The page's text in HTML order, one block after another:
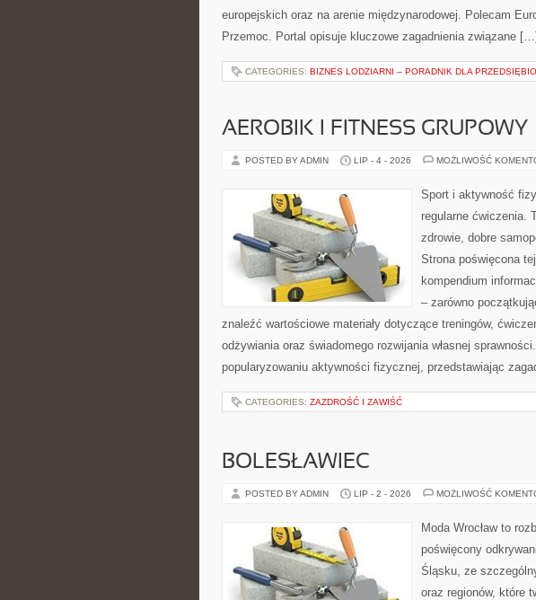
europejskich oraz na arenie międzynarodowej. Polecam
Przemoc. Portal opisuje kluczowe zagadnienia związane […]
CATEGORIES: BIZNES LODZIARNI – PORADNIK DLA
AEROBIK I FITNESS GRUPOWY
POSTED BY ADMIN LIP - 4 - 2026 MOŻLIWOŚĆ
Sport i aktywność
regularne ćwiczenia.
zdrowie, dobre
Strona poświęcona
kompendium
– zarówno
znaleźć wartościowe materiały dotyczące treningów,
odżywiania oraz świadomego rozwijania własnej
popularyzowaniu aktywności fizycznej, przedstawiając
CATEGORIES: ZAZDROŚĆ I ZAWIŚĆ
BOLESŁAWIEC
POSTED BY ADMIN LIP - 2 - 2026 MOŻLIWOŚĆ
Moda Wrocław to
poświęcony
Śląsku, ze
oraz regionów, które